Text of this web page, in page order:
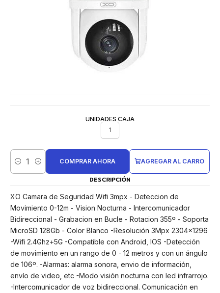
UNIDADES CAJA
1
Cantidad
AGREGAR AL CARRO
COMPRAR AHORA
DESCRIPCIÓN
XO Camara de Seguridad Wifi 3mpx - Deteccion de
Movimiento 0-12m - Vision Nocturna - Intercomunicador
Bidireccional - Grabacion en Bucle - Rotacion 355º - Soporta
MicroSD 128Gb - Color Blanco -Resolución 3Mpx 2304x1296
-Wifi 2.4Ghz+5G -Compatible con Android, IOS -Detección
de movimiento en un rango de 0 - 12 metros y con un ángulo
de 106º. -Alarmas: alarma sonora, envio de información,
envío de video, etc -Modo visión nocturna con led infrarrojo.
-Intercomunicador de voz bidireccional. Comunicación en